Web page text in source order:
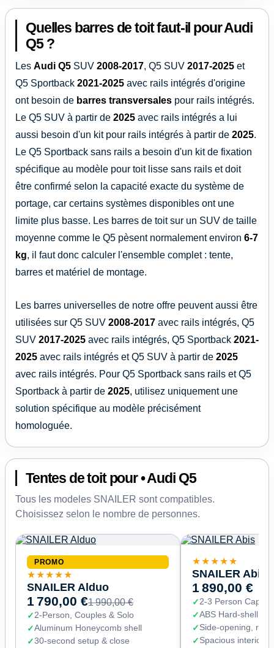
Quelles barres de toit faut-il pour Audi
Q5 ?
Les Audi Q5 SUV 2008-2017, Q5 SUV 2017-2025 et
Q5 Sportback 2021-2025 avec rails intégrés d'origine
ont besoin de barres transversales pour rails intégrés.
Le Q5 SUV à partir de 2025 avec rails intégrés a lui
aussi besoin d'un kit pour rails intégrés à partir de 2025.
Le Q5 Sportback sans rails a besoin d'un kit de fixation
spécifique au modèle pour toit lisse sans rails et doit
être confirmé selon la capacité exacte du système de
portage, car certains systèmes disponibles ont une
limite plus basse. Les barres de toit sur un SUV de taille
moyenne comme le Q5 pèsent normalement environ 6-7
kg, il faut donc calculer l'ensemble complet : tente,
barres et matériel de montage.
Les barres universelles de notre offre peuvent aussi être
utilisées sur Q5 SUV 2008-2017 avec rails intégrés, Q5
SUV 2017-2025 avec rails intégrés, Q5 Sportback 2021-
2025 avec rails intégrés et Q5 SUV à partir de 2025
avec rails intégrés. Pour Q5 Sportback sans rails et Q5
Sportback à partir de 2025, utilisez uniquement une
solution spécifique au modèle précisément
homologuée.
Tentes de toit pour • Audi Q5
Tous les modeles SNAILER sont compatibles.
Choisissez selon le nombre de personnes.
PROMO
★★★★★
SNAILER Alduo
1 790,00 €1 990,00 €
2-Person, Couples & Solo
Aluminum Honeycomb shell
30-second setup & close
★★★★★
SNAILER Abis
1 890,00 €
2-3 Person
ABS Hard-shell
Side-opening,
Spacious interior